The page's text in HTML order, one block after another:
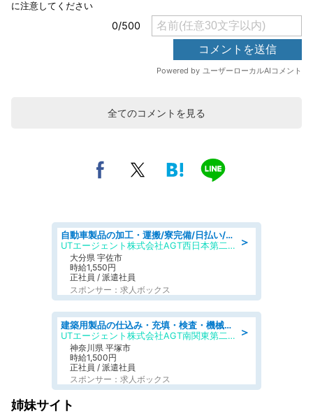
全てのコメントを見る
＞
自動車製品の加工・運搬/寮完備/日払い/工場・製造
UTエージェント株式会社AGT西日本第二CU
大分県 宇佐市
時給1,550円
正社員 / 派遣社員
スポンサー：求人ボックス
＞
建築用製品の仕込み・充填・検査・機械操作/寮完備/日払い/工場・製造
UTエージェント株式会社AGT南関東第二CU
神奈川県 平塚市
時給1,500円
正社員 / 派遣社員
スポンサー：求人ボックス
姉妹サイト